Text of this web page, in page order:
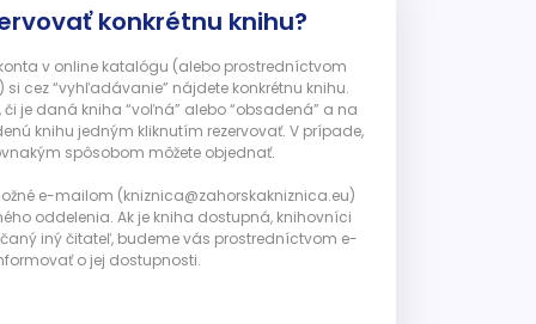
konkrétnu knihu?
v online katalógu (alebo prostredníctvom
cez “vyhľadávanie” nájdete konkrétnu knihu.
je daná kniha “voľná” alebo “obsadená” a na
knihu jedným kliknutím rezervovať. V prípade,
spôsobom môžete objednať.
e-mailom (kniznica@zahorskakniznica.eu)
oddelenia. Ak je kniha dostupná, knihovníci
iný čitateľ, budeme vás prostredníctvom e-
o jej dostupnosti.